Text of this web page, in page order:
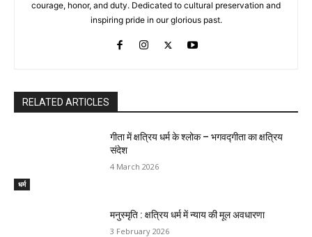
courage, honor, and duty. Dedicated to cultural preservation and
inspiring pride in our glorious past.
RELATED ARTICLES
धर्म
गीता में क्षत्रिय धर्म के श्लोक – भगवद्गीता का क्षत्रिय
संदेश
4 March 2026
मनुस्मृति : क्षत्रिय धर्म में न्याय की मूल अवधारणा
3 February 2026